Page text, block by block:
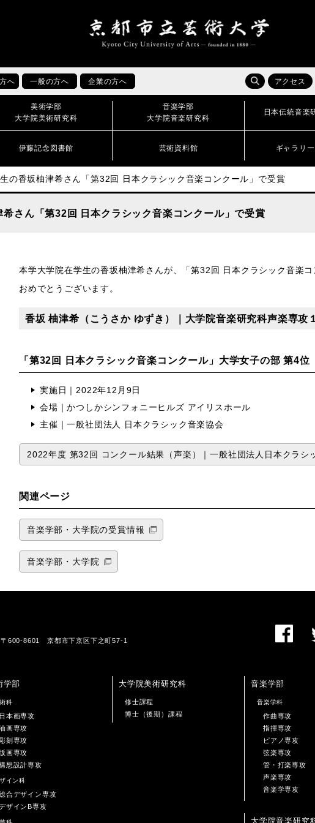
へ 一般の方へ 企業の方へ アクセス
美術学部
大学院美術研究科
音楽学部
大学院音楽研究科
日本伝統音楽
伊藤記念図書館 芸術資料館 ギャラリ
生の香坂柚津希さん「第32回 日本クラシック音楽コンクール」で受賞
希さん「第32回 日本クラシック音楽コンクール」で受賞
本学大学院在学生の香坂柚津希さんが、「第32回 日本クラシック音楽
おめでとうございます。
香坂 柚津希（こうさか ゆずき）｜大学院音楽研究科声楽専攻
「第32回 日本クラシック音楽コンクール」大学女子の部 第4位
実施日｜2022年12月9日
会場｜かつしかシンフォニーヒルズ アイリスホール
主催｜一般社団法人 日本クラシック音楽協会
2022年度 第32回 コンクール結果（声楽）｜一般社団法人日本クラシ
関連ページ
音楽学部・大学院の受賞情報
音楽学部・大学院
〒600-8601 京都市下京区下之町57-1
学部
科
日本画専攻
画専攻
刻専攻
版画専攻
想設計専攻
イン科
合デザイン専攻
ザインB専攻
大学院美術研究科
修士課程
博士（後期）課程
音楽学部
音楽学科
作曲専攻
指揮専攻
ピアノ専攻
弦楽専攻
管・打楽専攻
声楽専攻
音楽学専攻
大学院音楽研究